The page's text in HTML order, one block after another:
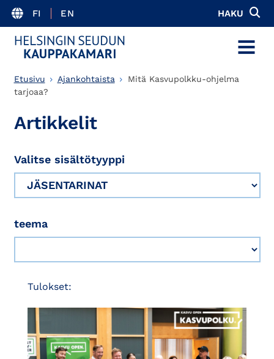
FI EN HAKU
MENU
Etusivu Ajankohtaista
Mitä Kasvupolkku-ohjelma
tarjoaa?
Artikkelit
Valitse sisältötyyppi
teema
Tulokset: